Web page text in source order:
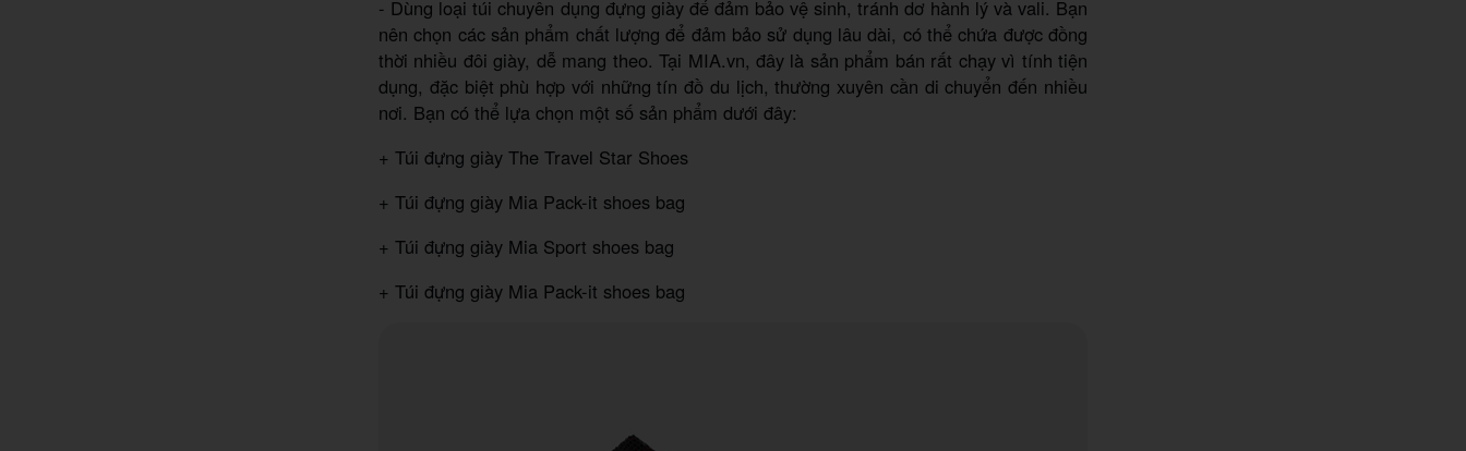
- Dùng loại túi chuyên dụng đựng giày để đảm bảo vệ sinh, tránh dơ hành lý và vali. Bạn
nên chọn các sản phẩm chất lượng để đảm bảo sử dụng lâu dài, có thể chứa được đồng
thời nhiều đôi giày, dễ mang theo. Tại MIA.vn, đây là sản phẩm bán rất chạy vì tính tiện
dụng, đặc biệt phù hợp với những tín đồ du lịch, thường xuyên cần di chuyển đến nhiều
nơi. Bạn có thể lựa chọn một số sản phẩm dưới đây:
+ Túi đựng giày The Travel Star Shoes
+ Túi đựng giày Mia Pack-it shoes bag
+ Túi đựng giày Mia Sport shoes bag
+ Túi đựng giày Mia Pack-it shoes bag